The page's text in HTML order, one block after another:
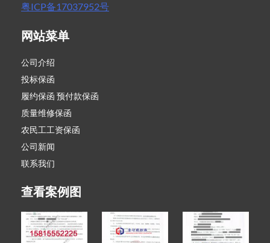
粤ICP备17037952号
网站菜单
公司介绍
投标保函
履约保函 预付款保函
质量维修保函
农民工工资保函
公司新闻
联系我们
查看案例图